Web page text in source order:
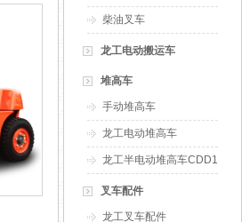
柴油叉车
龙工电动搬运车
堆高车
手动堆高车
龙工电动堆高车
龙工半电动堆高车CDD10-20B
叉车配件
龙工叉车配件